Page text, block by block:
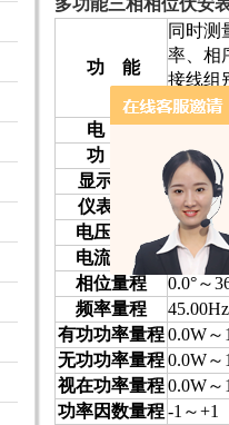
多功能三相相位伏安
功 能
同时测
率、相
接线组
之间的
电
源
DC6V
功
大50mA
显示模式
LCD显
仪表尺寸
宽高厚
电压量程
AC
电流量程
AC
相位量程
0.0°～
频率量程
有功功率量程0.0W～
无功功率量程0.0W～
视在功率量程0.0W～
功率因数量程-1～+1